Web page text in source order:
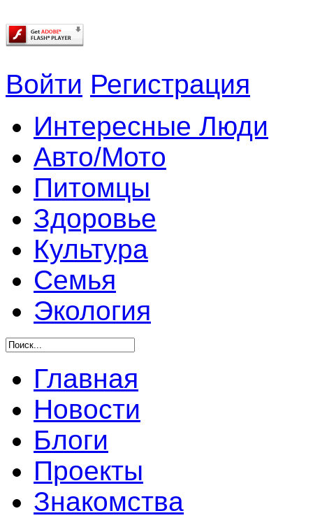
Войти Регистрация
Интересные Люди
Авто/Мото
Питомцы
Здоровье
Культура
Семья
Экология
Главная
Новости
Блоги
Проекты
Знакомства